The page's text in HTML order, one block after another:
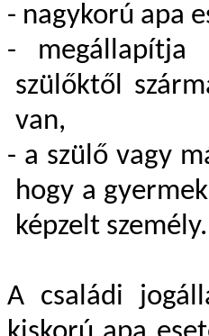
- nagykorú apa
- megállapítja
szülőktől
van,
- a szülő vagy
hogy a
képzelt személy.
A családi